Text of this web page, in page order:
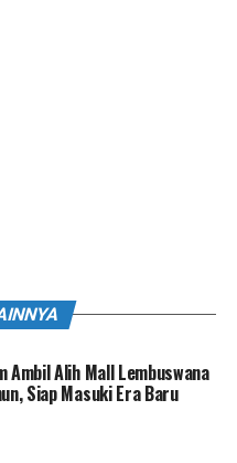
Ambil Alih Mall Lembuswana
Siap Masuki Era Baru